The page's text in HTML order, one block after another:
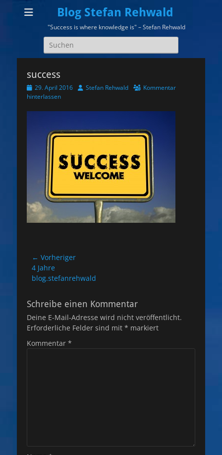
Blog Stefan Rehwald
"Success is where knowledge is" – Stefan Rehwald
Suchen
nach:
success
Veröffentlicht
am
29. April 2016 AutorStefan Rehwald
Kommentar
hinterlassen
Beitragsnavigation
← Vorheriger
Vorheriger
Beitrag:
4 Jahre
blog.stefanrehwald
Schreibe einen Kommentar
Deine E-Mail-Adresse wird nicht veröffentlicht.
Erforderliche Felder sind mit * markiert
Kommentar *